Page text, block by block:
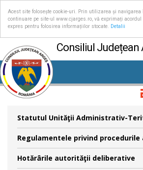
Acest site folosește cookie-uri. Prin utilizarea și navigarea
continuare pe site-ul www.cjarges.ro, vă exprimați acordul
expres pentru folosirea informațiilor stocate.
Detalii
Consiliul Județean
Statutul Unităţii Administrativ-
Regulamentele privind
Hotărârile autorităţii deliberative